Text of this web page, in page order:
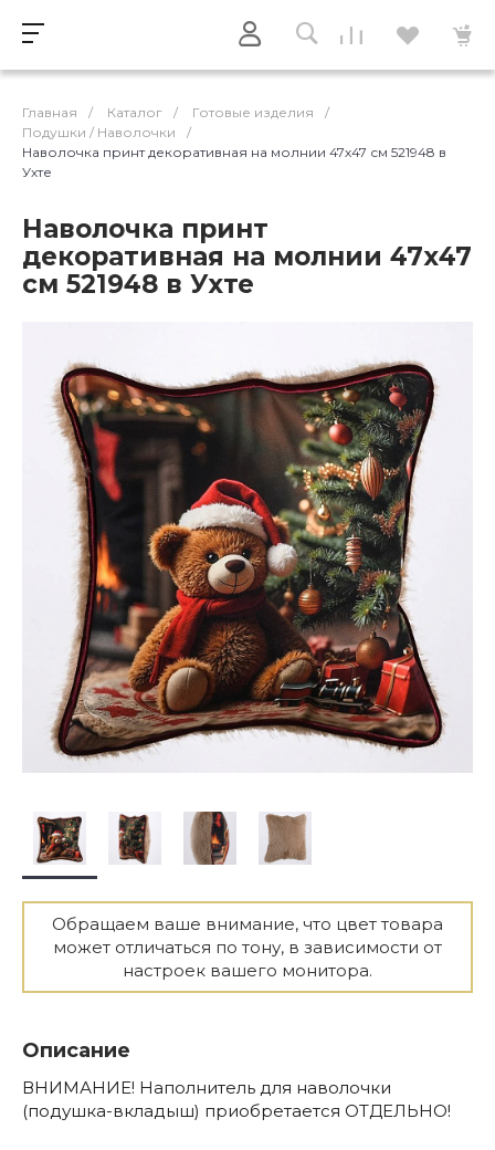
Главная / Каталог / Готовые изделия
/
Подушки / Наволочки
/
Наволочка принт декоративная на молнии 47х47 см 521948 в
Ухте
Наволочка принт
декоративная на молнии 47х47
см 521948 в Ухте
Обращаем ваше внимание, что цвет товара
может отличаться по тону, в зависимости от
настроек вашего монитора.
Описание
ВНИМАНИЕ! Наполнитель для наволочки
(подушка-вкладыш) приобретается ОТДЕЛЬНО!